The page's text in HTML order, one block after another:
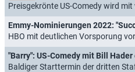
Preisgekrönte US-Comedy wird mit
HBO mit deutlichen Vorsporung vor Netflix, starkes Jahr
"Barry": US-Comedy mit Bill
Baldiger Starttermin der dritten Staffel